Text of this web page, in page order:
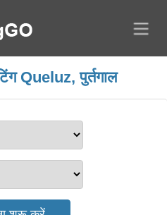
Queluz, पुर्तगाल